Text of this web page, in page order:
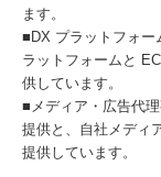
ます。
■DX プラットフォー
ラットフォームと
供しています。
■メディア・広告代
提供と、自社メディ
提供しています。